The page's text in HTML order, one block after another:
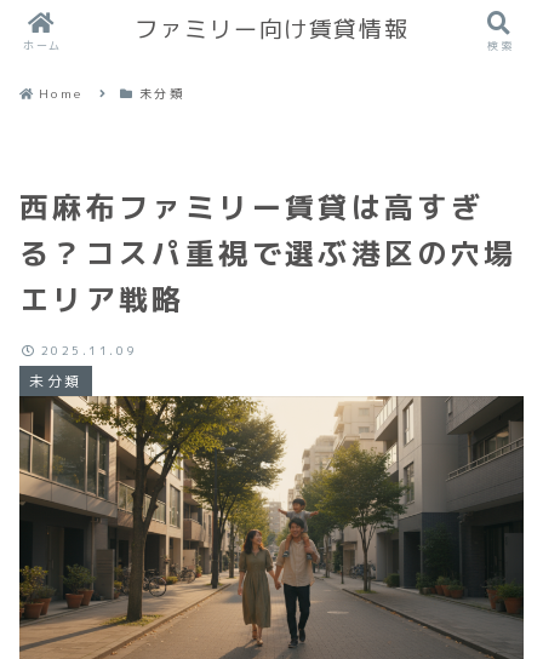
Home 未分類
西麻布ファミリー賃貸は高すぎ
る？コスパ重視で選ぶ港区の穴場
エリア戦略
未分類
2025.11.09
ホーム
ファミリー向け賃貸情報
検索